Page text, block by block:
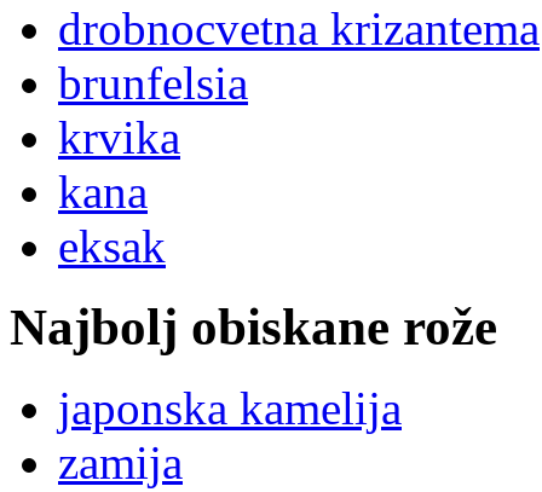
drobnocvetna krizantema
brunfelsia
krvika
kana
eksak
Najbolj obiskane rože
japonska kamelija
zamija